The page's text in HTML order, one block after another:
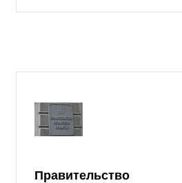
Правительство